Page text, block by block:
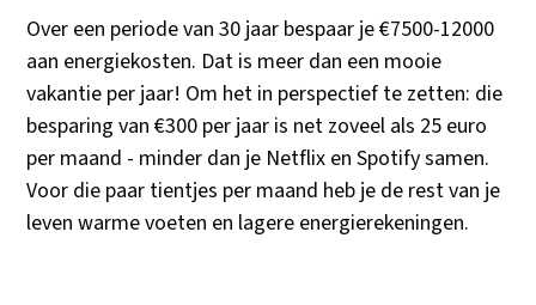
Over een periode van 30 jaar bespaar je €7500-12000
aan energiekosten. Dat is meer dan een mooie
vakantie per jaar! Om het in perspectief te zetten: die
besparing van €300 per jaar is net zoveel als 25 euro
per maand - minder dan je Netflix en Spotify samen.
Voor die paar tientjes per maand heb je de rest van je
leven warme voeten en lagere energierekeningen.